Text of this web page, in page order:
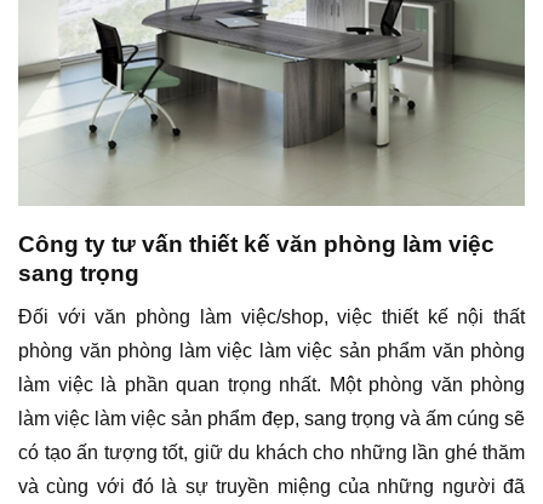
Công ty tư vấn thiết kế văn phòng làm việc
sang trọng
Đối với văn phòng làm việc/shop, việc thiết kế nội thất
phòng văn phòng làm việc làm việc sản phẩm văn phòng
làm việc là phần quan trọng nhất. Một phòng văn phòng
làm việc làm việc sản phẩm đẹp, sang trọng và ấm cúng sẽ
có tạo ấn tượng tốt, giữ du khách cho những lần ghé thăm
và cùng với đó là sự truyền miệng của những người đã